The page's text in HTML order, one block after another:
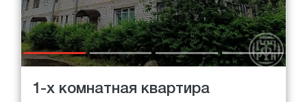
1-х комнатная квартира